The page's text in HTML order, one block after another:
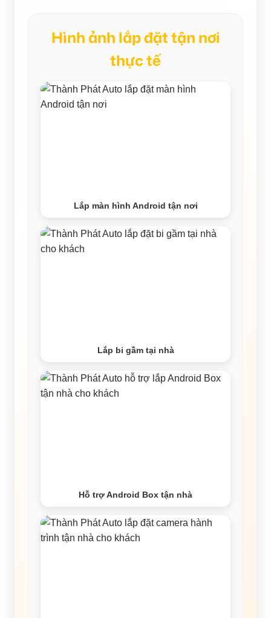
Hình ảnh lắp đặt tận nơi
thực tế
Lắp màn hình Android tận nơi
Lắp bi gầm tại nhà
Hỗ trợ Android Box tận nhà